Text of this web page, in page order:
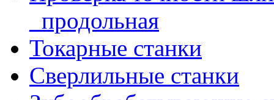
_продольная
Токарные станки
Сверлильные станки